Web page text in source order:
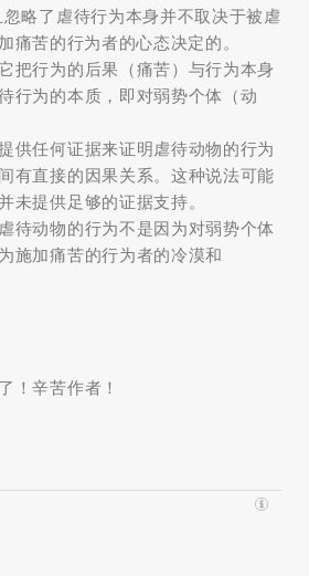
略了虐待行为本身并不取决于被虐
痛苦的行为者的心态决定的。
把行为的后果（痛苦）与行为本身
行为的本质，即对弱势个体（动
供任何证据来证明虐待动物的行为
有直接的因果关系。这种说法可能
未提供足够的证据支持。
待动物的行为不是因为对弱势个体
施加痛苦的行为者的冷漠和
！辛苦作者！